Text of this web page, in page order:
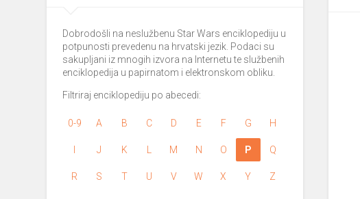
Dobrodošli na neslužbenu Star Wars enciklopediju u
potpunosti prevedenu na hrvatski jezik. Podaci su
sakupljani iz mnogih izvora na Internetu te službenih
enciklopedija u papirnatom i elektronskom obliku.
Filtriraj enciklopediju po abecedi:
0-9 A B C D E F G H
J K M N O P Q
R S T U V W X Y Z